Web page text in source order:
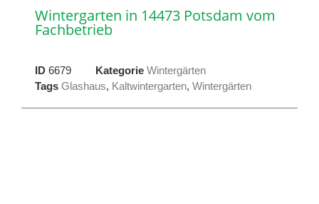
Wintergarten in 14473 Potsdam vom
Fachbetrieb
ID 6679 Kategorie Wintergärten
Tags Glashaus, Kaltwintergarten, Wintergärten